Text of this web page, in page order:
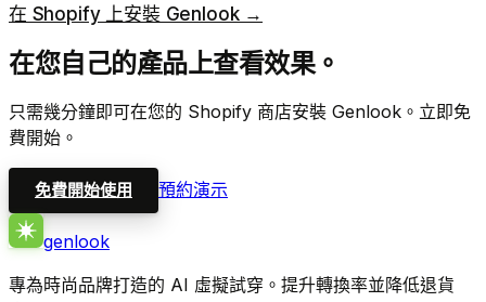
在 Shopify 上安裝 Genlook →
在您自己的產品上查看效果。
只需幾分鐘即可在您的 Shopify 商店安裝 Genlook。立即免
費開始。
免費開始使用 預約演示
genlook
專為時尚品牌打造的 AI 虛擬試穿。提升轉換率並降低退貨